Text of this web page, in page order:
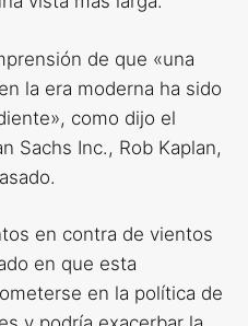
de que «una
la era moderna ha sido
como dijo el
Sachs Inc., Rob Kaplan,
en contra de vientos
en que esta
en la política de